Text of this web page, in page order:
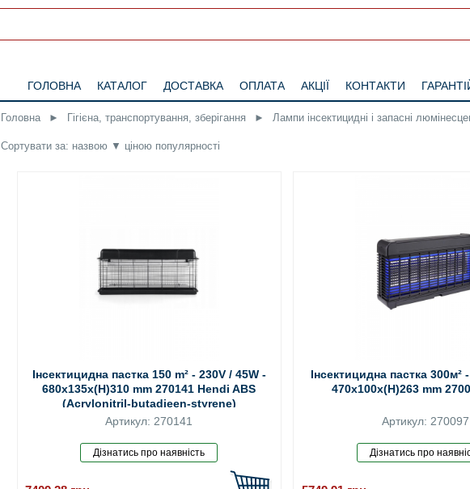
ГОЛОВНА КАТАЛОГ ДОСТАВКА ОПЛАТА АКЦІЇ КОНТАКТИ
Головна ► Гігієна, транспортування, зберігання ► Лампи інсектицидні і запасні
Сортувати за: назвою ▼ ціною популярності
Інсектицидна пастка 150 m² - 230V / 45W -
680x135x(H)310 mm 270141 Hendi ABS
(Acrylonitril-butadieen-styrene)
Артикул: 270141
Інсектицидна пастка 300м²
470x100x(H)263 mm
Артикул: 270097